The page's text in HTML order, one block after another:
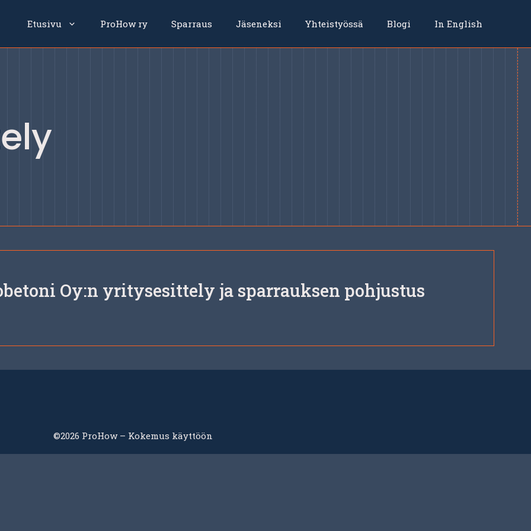
Etusivu ProHow ry Sparraus Jäseneksi Yhteistyössä Blogi In English
Oy:n yritysesittely ja sparrauksen pohjustus
©2026 ProHow – Kokemus käyttöön